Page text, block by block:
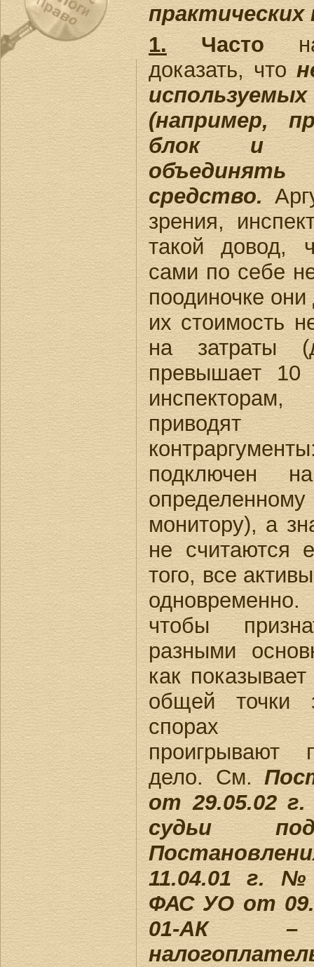
практических
1.Часто
доказать, что
(например,
блок и
средство.
зрения,
такой довод,
сами по себе
поодиночке
их стоимость
на затраты
превышает 10
инспекторам,
подключен
монитору), а
не считаются
того, все
чтобы
разными
как
общей точки
спорах
дело. См.
от 29.05.02
судьи
11.04.01 г. №
ФАС УО от
01-АК